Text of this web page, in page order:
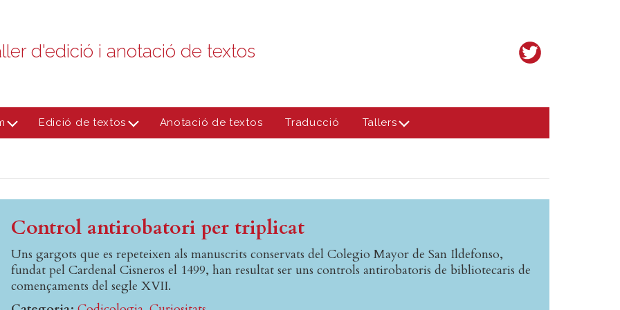
d'edició i anotació de textos
Edició de textos Anotació de textos Traducció Tallers
Control antirobatori per triplicat
Uns gargots que es repeteixen als manuscrits conservats del Colegio Mayor de San Ildefonso,
fundat pel Cardenal Cisneros el 1499, han resultat ser uns controls antirobatoris de bibliotecaris de
començaments del segle XVII.